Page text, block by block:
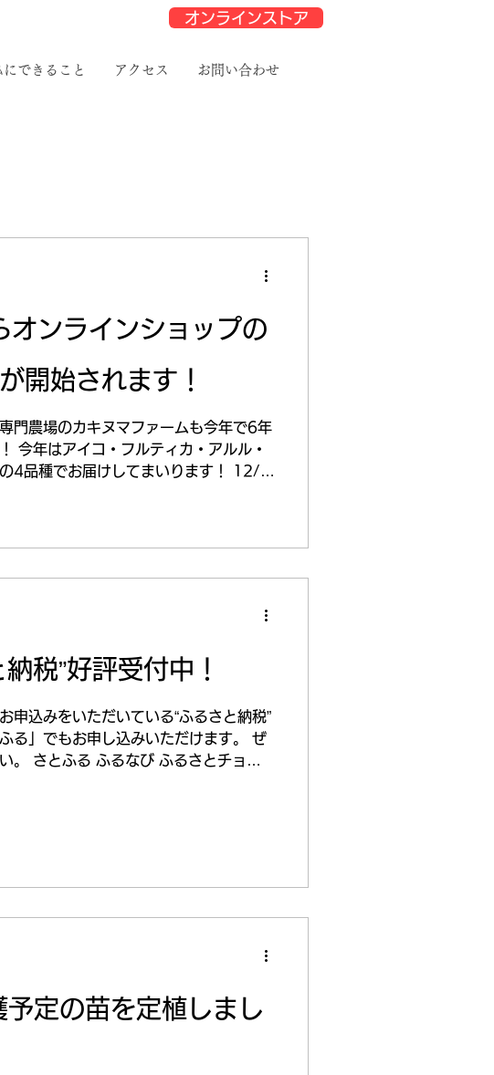
オンラインストア
にできること アクセス お問い合わせ
ンラインショップの
開始されます！
門農場のカキヌマファームも今年で6年
今年はアイコ・フルティカ・アルル・
4品種でお届けしてまいります！ 12/1
税”好評受付中！
申込みをいただいている“ふるさと納税”
る」でもお申し込みいただけます。 ぜ
。 さとふる ふるなび ふるさとチョイ
定の苗を定植しまし